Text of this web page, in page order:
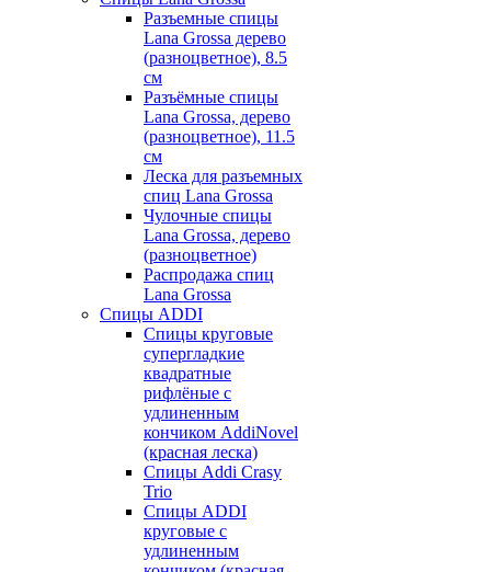
Разъемные спицы
Lana Grossa дерево
(разноцветное), 8.5
см
Разъёмные спицы
Lana Grossa, дерево
(разноцветное), 11.5
см
Леска для разъемных
спиц Lana Grossa
Чулочные спицы
Lana Grossa, дерево
(разноцветное)
Распродажа спиц
Lana Grossa
Спицы ADDI
Спицы круговые
супергладкие
квадратные
рифлёные с
удлиненным
кончиком AddiNovel
(красная леска)
Спицы Addi Crasy
Trio
Спицы ADDI
круговые с
удлиненным